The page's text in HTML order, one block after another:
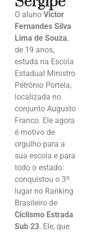
O aluno Victor
Fernandes Silva
Lima de Souza,
de 19 anos,
estuda na Escola
Estadual Ministro
Petrônio Portela,
localizada no
conjunto Augusto
Franco. Ele agora
é motivo de
orgulho para a
sua escola e para
todo o estado:
conquistou o 3º
lugar no Ranking
Brasileiro de
Ciclismo Estrada
Sub 23. Ele, que